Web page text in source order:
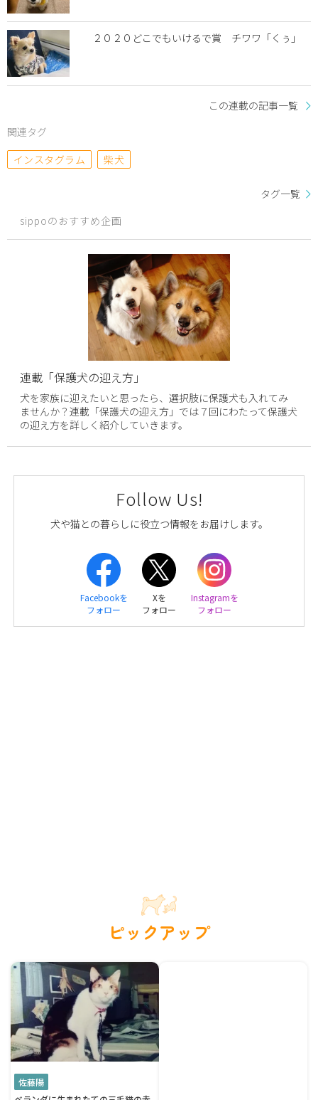
２０２０どこでもいけるで賞 チワワ「くぅ」
この連載の記事一覧
関連タグ
インスタグラム
柴犬
タグ一覧
sippoのおすすめ企画
連載「保護犬の迎え方」
犬を家族に迎えたいと思ったら、選択肢に保護犬も入れてみ
ませんか？連載「保護犬の迎え方」では７回にわたって保護犬
の迎え方を詳しく紹介していきます。
Follow Us!
犬や猫との暮らしに役立つ情報をお届けします。
Facebookを
フォロー
Xを
フォロー
Instagramを
フォロー
ピックアップ
佐藤陽